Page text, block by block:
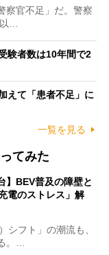
察官不足」だ。警察
…
験者数は10年間で2
えて「患者不足」に
一覧を見る
てみた
】BEV普及の障壁と
電のストレス」解
フト」の潮流も、
。…